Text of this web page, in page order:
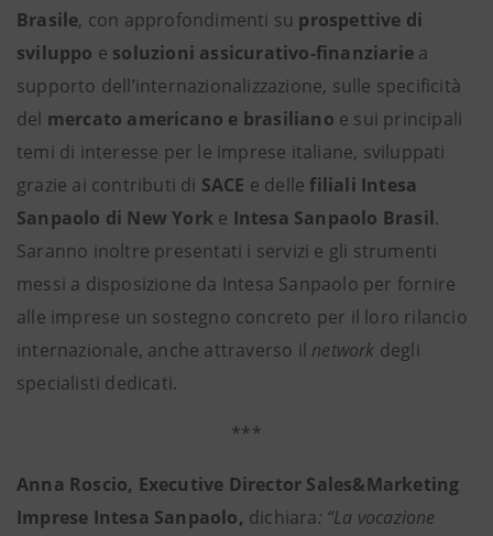
Brasile, con approfondimenti su prospettive di
sviluppo e soluzioni assicurativo-finanziarie a
supporto dell’internazionalizzazione, sulle specificità
del mercato americano e brasiliano e sui principali
temi di interesse per le imprese italiane, sviluppati
grazie ai contributi di SACE e delle filiali Intesa
Sanpaolo di New York e Intesa Sanpaolo Brasil.
Saranno inoltre presentati i servizi e gli strumenti
messi a disposizione da Intesa Sanpaolo per fornire
alle imprese un sostegno concreto per il loro rilancio
internazionale, anche attraverso il network degli
specialisti dedicati.
***
Anna Roscio, Executive Director Sales&Marketing
Imprese Intesa Sanpaolo, dichiara: “La vocazione